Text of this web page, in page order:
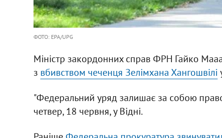
ФОТО: EPA/UPG
Міністр закордонних справ ФРН Гайко
з вбивством чеченця Зелімхана Хангошвілі
"Федеральний уряд залишає за собою
четвер, 18 червня, у Відні.